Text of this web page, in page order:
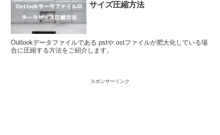
サイズ圧縮方法
Outlookデータファイルである.pstや.ostファイルが肥大化している場
合に圧縮する方法をご紹介します。
スポンサーリンク